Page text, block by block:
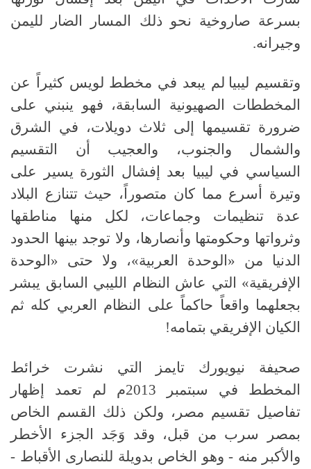
بسرعة صاروخية نحو ذلك المسار الضار لليمن
وجيرانه.
وتقسيم ليبيا لم يبعد في مخطط لويس كثيراً عن
المخططات الصهيونية السابقة، فهو ينبني على
ضرورة تقسيمها إلى ثلاث دويلات، في الشرق
والشمال والجنوب، والعجيب أن التقسيم
السياسي في ليبيا بعد إفشال الثورة يسير على
وتيرة أسرع مما كان متصوراً، حيث تتنازع البلاد
عدة تنظيمات وجماعات، لكل منها مناطقها
وثرواتها وحكومتها وأنصارها، ولا توجد بينها الحدود
الدنيا من «الوحدة العربية»، ولا حتى «الوحدة
الإفريقية» التي عاش النظام الليبي السابق يبشر
بجعلهما واقعاً حاكماً على النظام العربي كله ثم
الكيان الإفريقي بتمامه!
صحيفة نيويورك تايمز التي نشرت خرائط
المخطط في سبتمبر
م لم تعمد إظهار
تفاصيل تقسيم مصر، ولكن ذلك القسم الخاص
بمصر سرب من قبل، وقد وَجَد الجزء الأخطر
والأكبر منه - وهو الخاص بدويلة للنصارى الأقباط -